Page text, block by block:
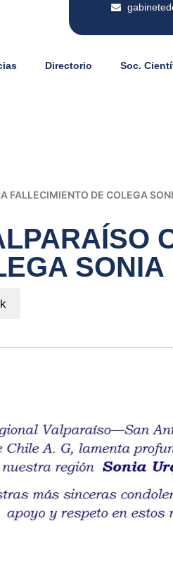
Directorio Soc.
FALLECIMIENTO DE COLEGA
SONIA